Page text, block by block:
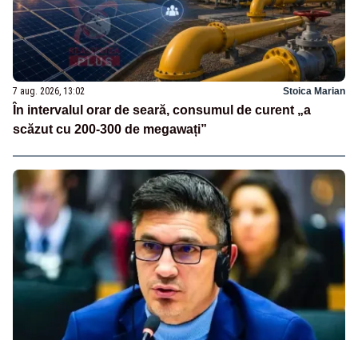
7 aug. 2026, 13:02 Stoica Marian
În intervalul orar de seară, consumul de curent „a
scăzut cu 200-300 de megawați”